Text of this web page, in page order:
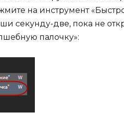
на инструмент
секунду-две, пока не
палочку»: